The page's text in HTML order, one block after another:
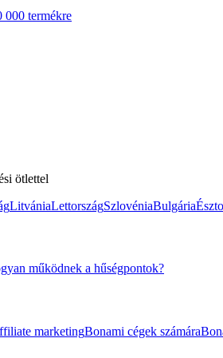
000 termékre
ötlettel
LitvániaLettországSzlovéniaBulgária
működnek a hűségpontok?
marketingBonami cégek számára